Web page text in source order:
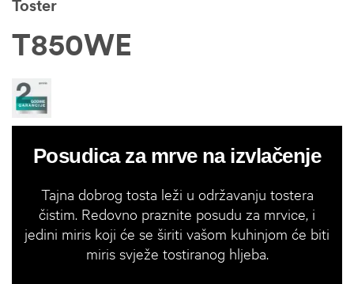
Toster
T850WE
Posudica za mrve na izvlačenje
Tajna dobrog tosta leži u održavanju tostera
čistim. Redovno praznite posudu za mrvice, i
jedini miris koji će se širiti vašom kuhinjom će biti
miris svježe tostiranog hljeba.